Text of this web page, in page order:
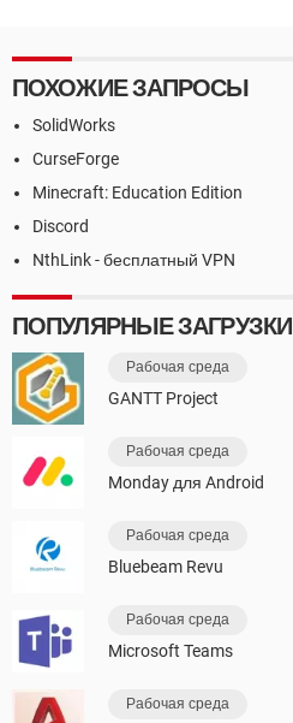
ПОХОЖИЕ ЗАПРОСЫ
SolidWorks
CurseForge
Minecraft: Education Edition
Discord
NthLink - бесплатный VPN
ПОПУЛЯРНЫЕ ЗАГРУЗКИ
Рабочая среда
GANTT Project
Рабочая среда
Monday для Android
Рабочая среда
Bluebeam Revu
Рабочая среда
Microsoft Teams
Рабочая среда